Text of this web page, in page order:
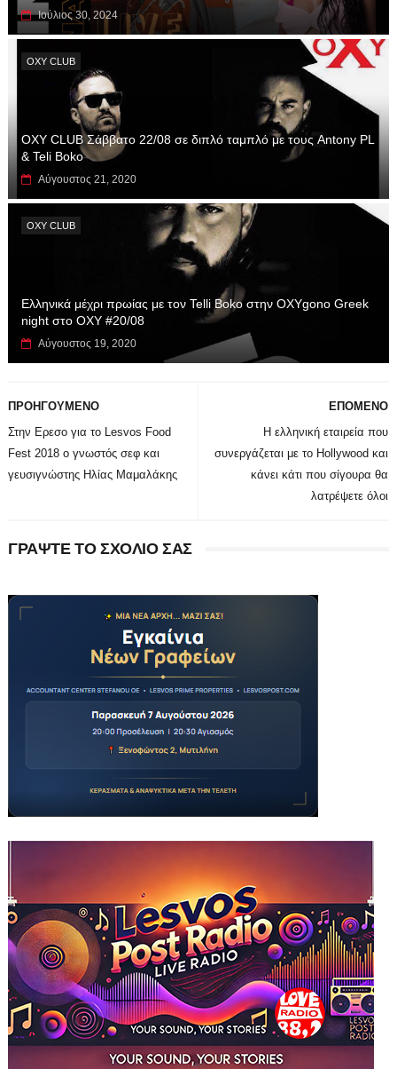
Ιούλιος 30, 2024
OXY CLUB
OXY CLUB Σάββατο 22/08 σε διπλό ταμπλό με τους Antony PL
& Teli Boko
Αύγουστος 21, 2020
OXY CLUB
Ελληνικά μέχρι πρωίας με τον Telli Boko στην OXYgono Greek
night στο OXY #20/08
Αύγουστος 19, 2020
ΕΠΟΜΕΝΟ
Η ελληνική εταιρεία που
συνεργάζεται με το Hollywood και
κάνει κάτι που σίγουρα θα
λατρέψετε όλοι
ΠΡΟΗΓΟΥΜΕΝΟ
Στην Ερεσο για το Lesvos Food
Fest 2018 ο γνωστός σεφ και
γευσιγνώστης Ηλίας Μαμαλάκης
ΓΡΑΨΤΕ ΤΟ ΣΧΟΛΙΟ ΣΑΣ